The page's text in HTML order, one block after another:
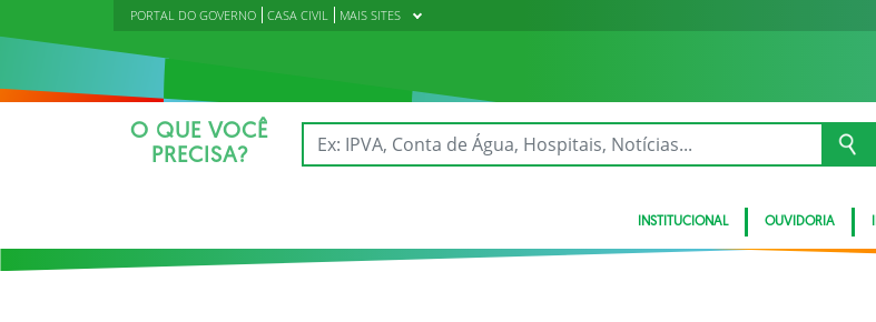
PORTAL DO GOVERNO CASA CIVIL MAIS SITES
O QUE VOCÊ
PRECISA?
INSTITUCIONAL OUVIDORIA